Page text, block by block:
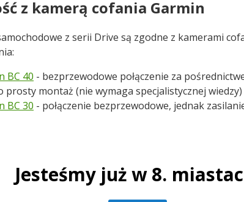
z kamerą cofania Garmin
z serii Drive są zgodne z kamerami
BC 40 - bezprzewodowe połączenie za
prosty montaż (nie wymaga specjalistycznej wiedzy)
BC 30 - połączenie bezprzewodowe, jednak
Jesteśmy już w 8.